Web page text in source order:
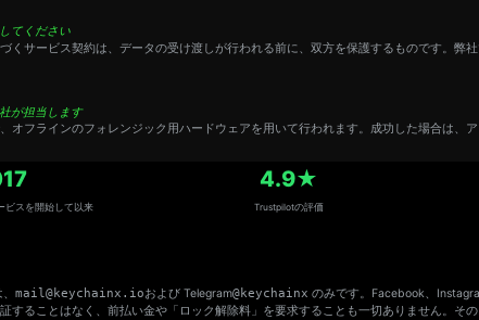
てください
くサービス契約は、データの受け渡しが行われる前に、双方を保護するものです。弊
が担当します
オフラインのフォレンジック用ハードウェアを用いて行われます。成功した場合は、
ビスを開始して以来
4.9★
Trustpilotの評価
mail@keychainx.ioおよび Telegram@keychainx のみです。Facebook、
することはなく、前払い金や「ロック解除料」を要求することも一切ありません。そ